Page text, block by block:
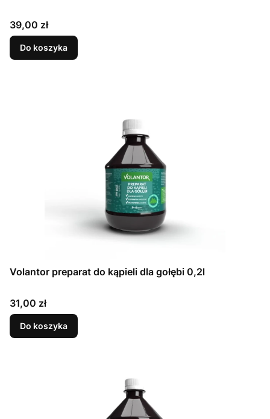
Cena
39,00 zł
Do koszyka
Volantor preparat do kąpieli dla gołębi 0,2l
Cena
31,00 zł
Do koszyka